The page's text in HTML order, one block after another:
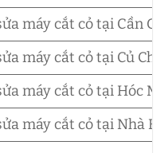
máy cắt cỏ tại Cần
máy cắt cỏ tại Củ Chi
máy cắt cỏ tại Hóc
máy cắt cỏ tại Nhà